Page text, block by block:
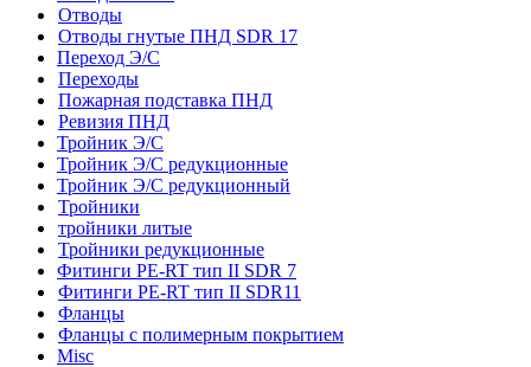
Отводы
Отводы гнутые ПНД SDR 17
Переход Э/С
Переходы
Пожарная подставка ПНД
Ревизия ПНД
Тройник Э/С
Тройник Э/С редукционные
Тройник Э/С редукционный
Тройники
тройники литые
Тройники редукционные
Фитинги PE-RT тип II SDR 7
Фитинги PE-RT тип II SDR11
Фланцы
Фланцы с полимерным покрытием
Misc